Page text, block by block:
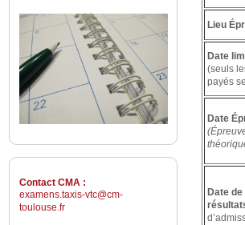
Contact CMA :
examens.taxis-vtc@cm-
toulouse.fr
Lieu
Date
(seuls
payés
Date
Date